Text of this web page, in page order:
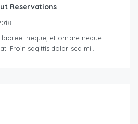
Reservations
laoreet neque, et ornare neque
Proin sagittis dolor sed mi…